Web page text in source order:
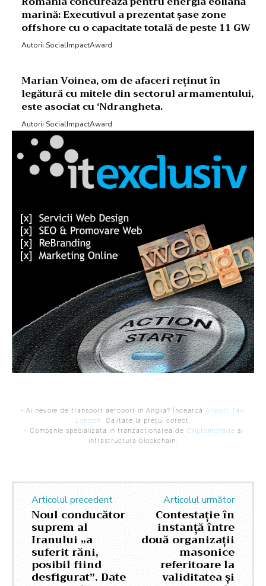
marină: Executivul a prezentat șase zone
offshore cu o capacitate totală de peste 11 GW
Autorii SocialImpactAward
Marian Voinea, om de afaceri reținut în
legătură cu mitele din sectorul armamentului,
este asociat cu ‘Ndrangheta.
Autorii SocialImpactAward
- Ai nevoie de transport aeroport in Anglia? Încearcă Airport Taxi
London. Calitate la prețul corect.
- Companie specializata in tranzactionarea de Criptomonede si
infrastructura blockchain.
Articolul precedent
Noul conducător
suprem al
Iranului „a
suferit răni,
posibil fiind
desfigurat”. Date
Articolul următor
Contestație în
instanță între
două organizații
masonice
referitoare la
validitatea și